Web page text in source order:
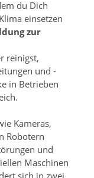
du Dich
einsetzen
zur
reinigst,
und -
in Betrieben
Kameras,
Robotern
und
Maschinen